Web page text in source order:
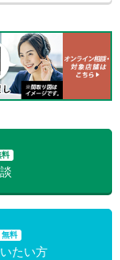
料
無料
たい方